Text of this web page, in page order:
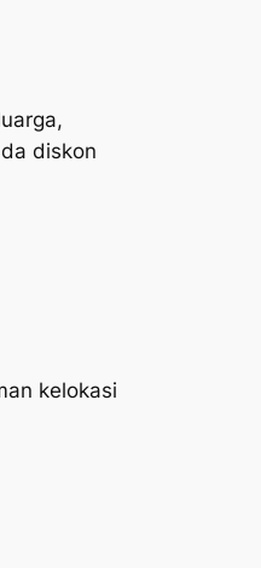
diskon
kelokasi